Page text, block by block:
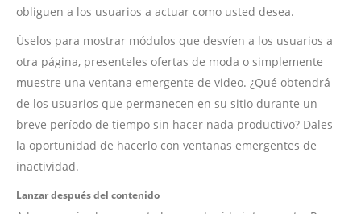
obliguen a los usuarios a actuar como usted desea.
Úselos para mostrar módulos que desvíen a los usuarios a
otra página, presenteles ofertas de moda o simplemente
muestre una ventana emergente de video. ¿Qué obtendrá
de los usuarios que permanecen en su sitio durante un
breve período de tiempo sin hacer nada productivo? Dales
la oportunidad de hacerlo con ventanas emergentes de
inactividad.
Lanzar después del contenido